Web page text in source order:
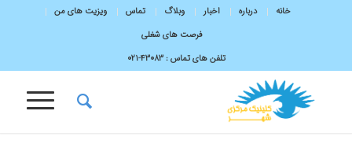
خانه درباره اخبار وبلاگ تماس
ویزیت های من
فرصت های شغلی
تلفن های تماس :43083-۰۲۱